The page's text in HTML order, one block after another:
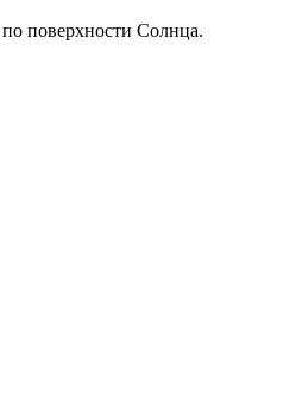
поверхности Солнца.